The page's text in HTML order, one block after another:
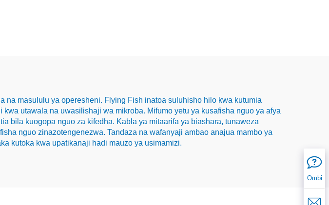
masululu ya operesheni. Flying Fish inatoa suluhisho hilo kwa kutumia
utawala na uwasilishaji wa mikroba. Mifumo yetu ya kusafisha nguo ya afya
bila kuogopa nguo za kifedha. Kabla ya mitaarifa ya biashara, tunaweza
nguo zinazotengenezwa. Tandaza na wafanyaji ambao anajua mambo ya
kutoka kwa upatikanaji hadi mauzo ya usimamizi.
Ombi